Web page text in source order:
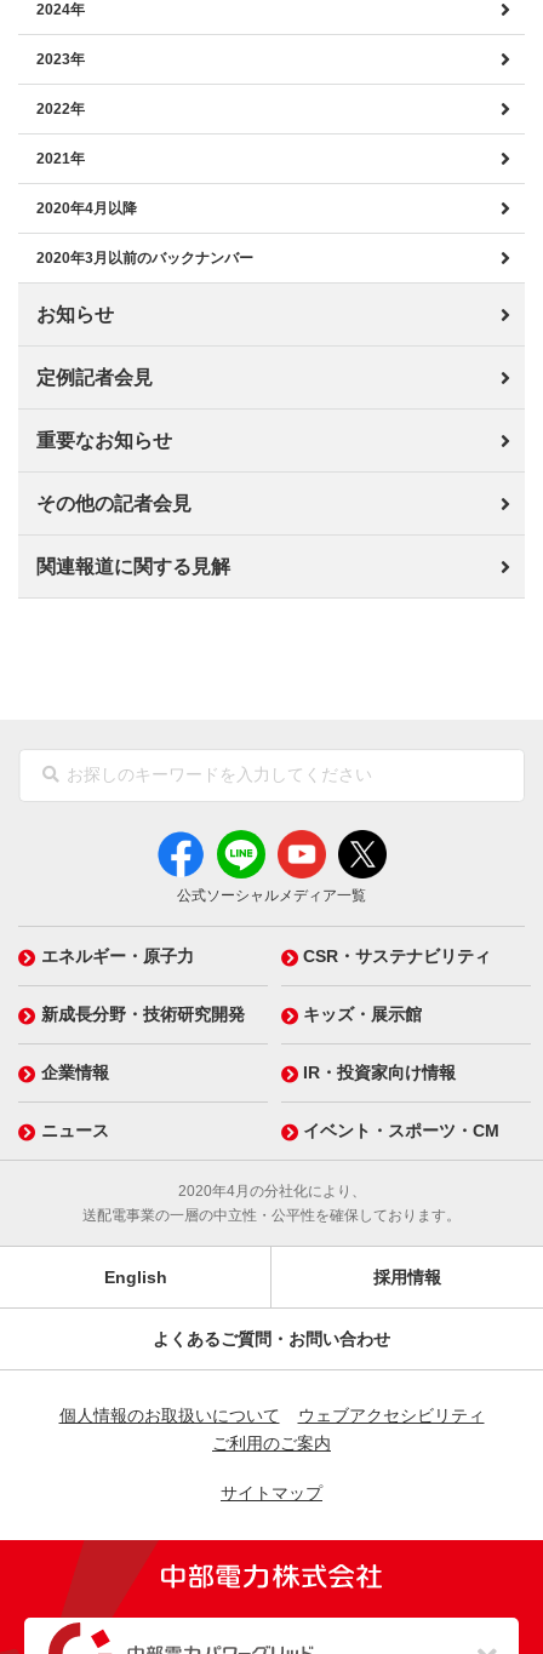
2024年
2023年
2022年
2021年
2020年4月以降
2020年3月以前のバックナンバー
お知らせ
定例記者会見
重要なお知らせ
その他の記者会見
関連報道に関する見解
公式ソーシャルメディア一覧
エネルギー・原子力 CSR・サステナビリティ
新成長分野・技術研究開発 キッズ・展示館
企業情報 IR・投資家向け情報
ニュース イベント・スポーツ・CM
2020年4月の分社化により、
送配電事業の一層の中立性・公平性を確保しております。
English 採用情報
よくあるご質問・お問い合わせ
個人情報のお取扱いについて
ウェブアクセシビリティ
ご利用のご案内
サイトマップ